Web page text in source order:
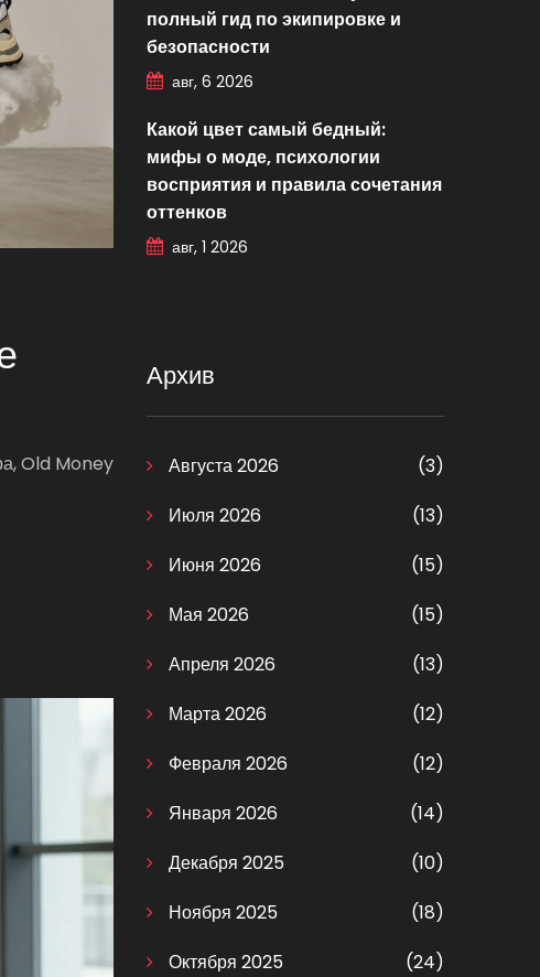
Old Money
полный гид по экипировке и
безопасности
авг, 6 2026
Какой цвет самый бедный:
мифы о моде, психологии
восприятия и правила сочетания
оттенков
авг, 1 2026
Архив
Августа 2026
(3)
Июля 2026
(13)
Июня 2026
(15)
Мая 2026
(15)
Апреля 2026
(13)
Марта 2026
(12)
Февраля 2026
(12)
Января 2026
(14)
Декабря 2025
(10)
Ноября 2025
(18)
Октября 2025
(24)